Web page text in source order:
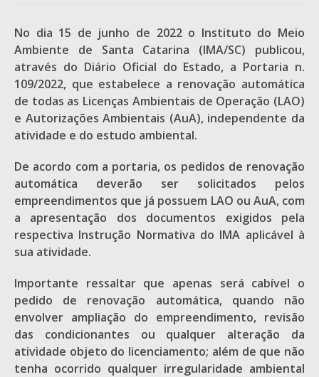
No dia 15 de junho de 2022 o Instituto do Meio
Ambiente de Santa Catarina (IMA/SC) publicou,
através do Diário Oficial do Estado, a Portaria n.
109/2022, que estabelece a renovação automática
de todas as Licenças Ambientais de Operação (LAO)
e Autorizações Ambientais (AuA), independente da
atividade e do estudo ambiental.
De acordo com a portaria, os pedidos de renovação
automática deverão ser solicitados pelos
empreendimentos que já possuem LAO ou AuA, com
a apresentação dos documentos exigidos pela
respectiva Instrução Normativa do IMA aplicável à
sua atividade.
Importante ressaltar que apenas será cabível o
pedido de renovação automática, quando não
envolver ampliação do empreendimento, revisão
das condicionantes ou qualquer alteração da
atividade objeto do licenciamento; além de que não
tenha ocorrido qualquer irregularidade ambiental